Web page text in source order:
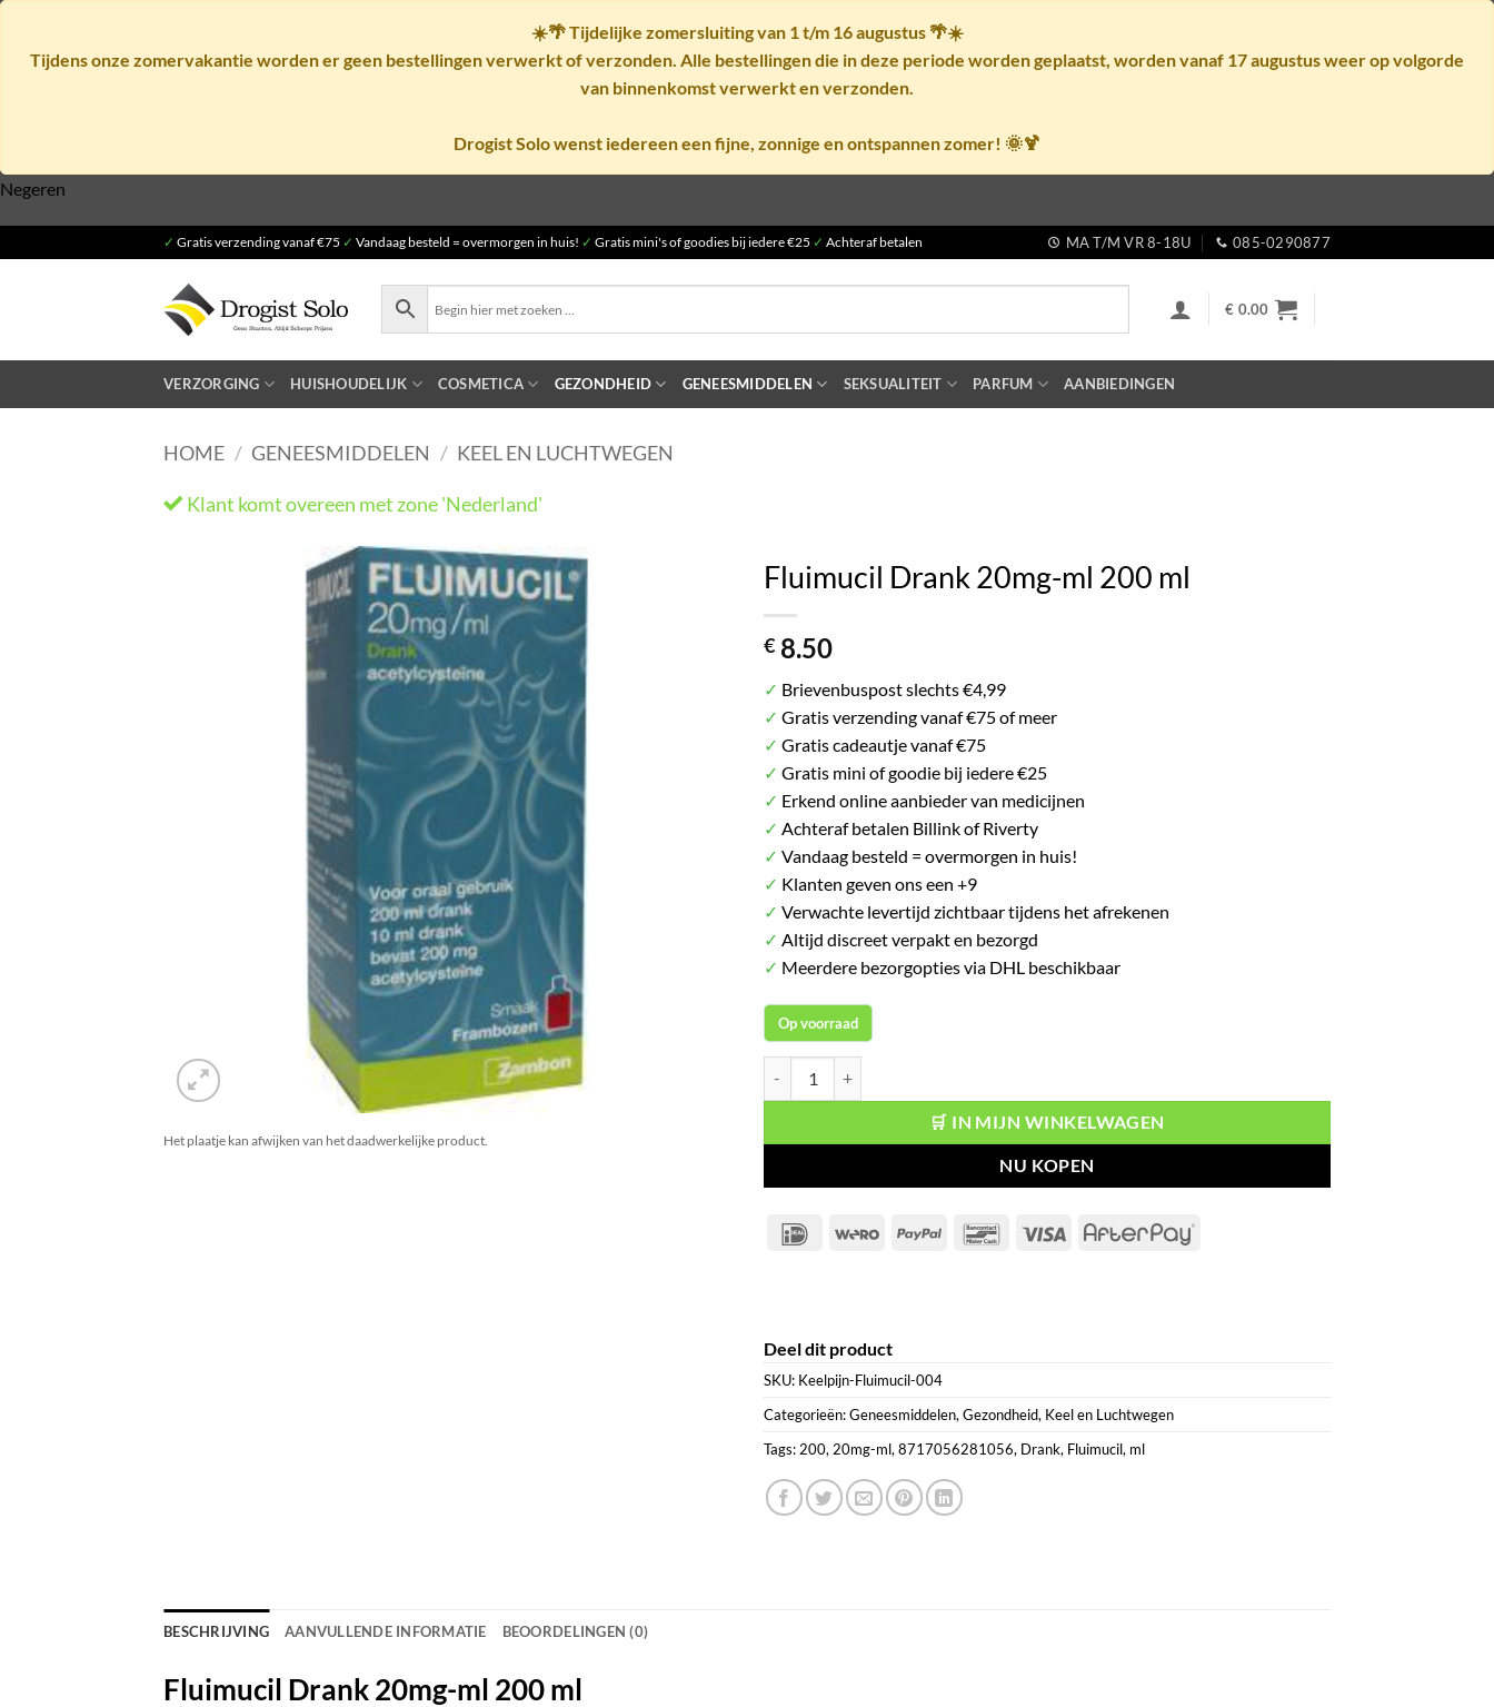
☀️🌴Tijdelijke zomersluiting van 1 t/m 16 augustus🌴☀️
Tijdens onze zomervakantie worden er geen bestellingen verwerkt of verzonden. Alle bestellingen die in deze periode worden geplaatst, worden vanaf 17 augustusweer op volgorde
van binnenkomst verwerkt en verzonden.
Drogist Solo wenst iedereen een fijne, zonnige en ontspannen zomer! 🌞🍹
Negeren
naar
✓ Gratis verzending vanaf €75 ✓ Vandaag besteld = overmorgen in huis! ✓ Gratis mini's of goodies bij iedere €25 ✓ Achteraf betalen MA T/M VR 8-18U 085-0290877
€ 0.00
VERZORGING HUISHOUDELIJK COSMETICA GEZONDHEID GENEESMIDDELEN SEKSUALITEIT PARFUM AANBIEDINGEN
HOME / GENEESMIDDELEN / KEEL EN LUCHTWEGEN
Klant komt overeen met zone 'Nederland'
Het plaatje kan afwijken van het daadwerkelijke product.
Het plaatje kan afwijken van het daadwerkelijke product.
Fluimucil Drank 20mg-ml 200 ml
€ 8.50
✓ Brievenbuspost slechts €4,99
✓ Gratis verzending vanaf €75 of meer
✓ Gratis cadeautje vanaf €75
✓ Gratis mini of goodie bij iedere €25
✓ Erkend online aanbieder van medicijnen
✓ Achteraf betalen Billink of Riverty
✓ Vandaag besteld = overmorgen in huis!
✓ Klanten geven ons een +9
✓ Verwachte levertijd zichtbaar tijdens het afrekenen
✓ Altijd discreet verpakt en bezorgd
✓ Meerdere bezorgopties via DHL beschikbaar
Op voorraad
🛒 IN MIJN WINKELWAGEN
NU KOPEN
IDeal Wero PayPal Bancontact
Visa AfterPay
Deel dit product
SKU: Keelpijn-Fluimucil-004
Categorieën:Geneesmiddelen, Gezondheid, Keel en Luchtwegen
Tags: 200, 20mg-ml, 8717056281056, Drank, Fluimucil, ml
BESCHRIJVING AANVULLENDE INFORMATIE BEOORDELINGEN (0)
Fluimucil Drank 20mg-ml 200 ml